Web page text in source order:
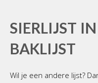
SIERLIJST
BAKLIJST
Wil je een andere lijst?